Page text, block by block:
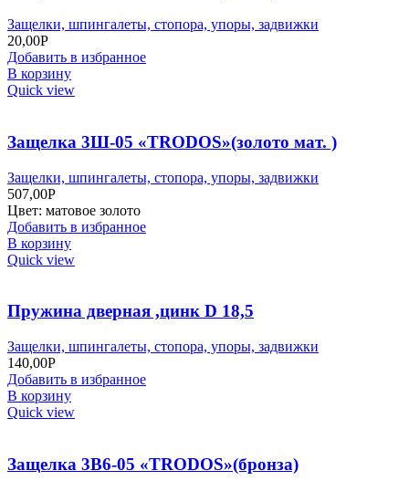
Защелки, шпингалеты, стопора, упоры, задвижки
20,00Р
Добавить в избранное
В корзину
Quick view
Защелка 3Ш-05 «TRODOS»(золото мат. )
Защелки, шпингалеты, стопора, упоры, задвижки
507,00Р
Цвет: матовое золото
Добавить в избранное
В корзину
Quick view
Пружина дверная ,цинк D 18,5
Защелки, шпингалеты, стопора, упоры, задвижки
140,00Р
Добавить в избранное
В корзину
Quick view
Защелка 3В6-05 «TRODOS»(бронза)